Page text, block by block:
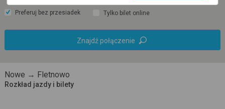
Preferuj bez przesiadek Tylko bilet online
Znajdź połączenie
Nowe → Fletnowo
Rozkład jazdy i bilety